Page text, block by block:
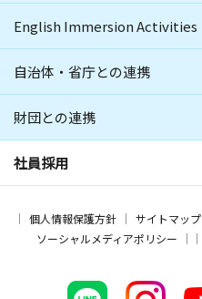
English Immersion Activities
自治体・省庁との連携
財団との連携
社員採用
個人情報保護方針 サイトマップ
ソーシャルメディアポリシー